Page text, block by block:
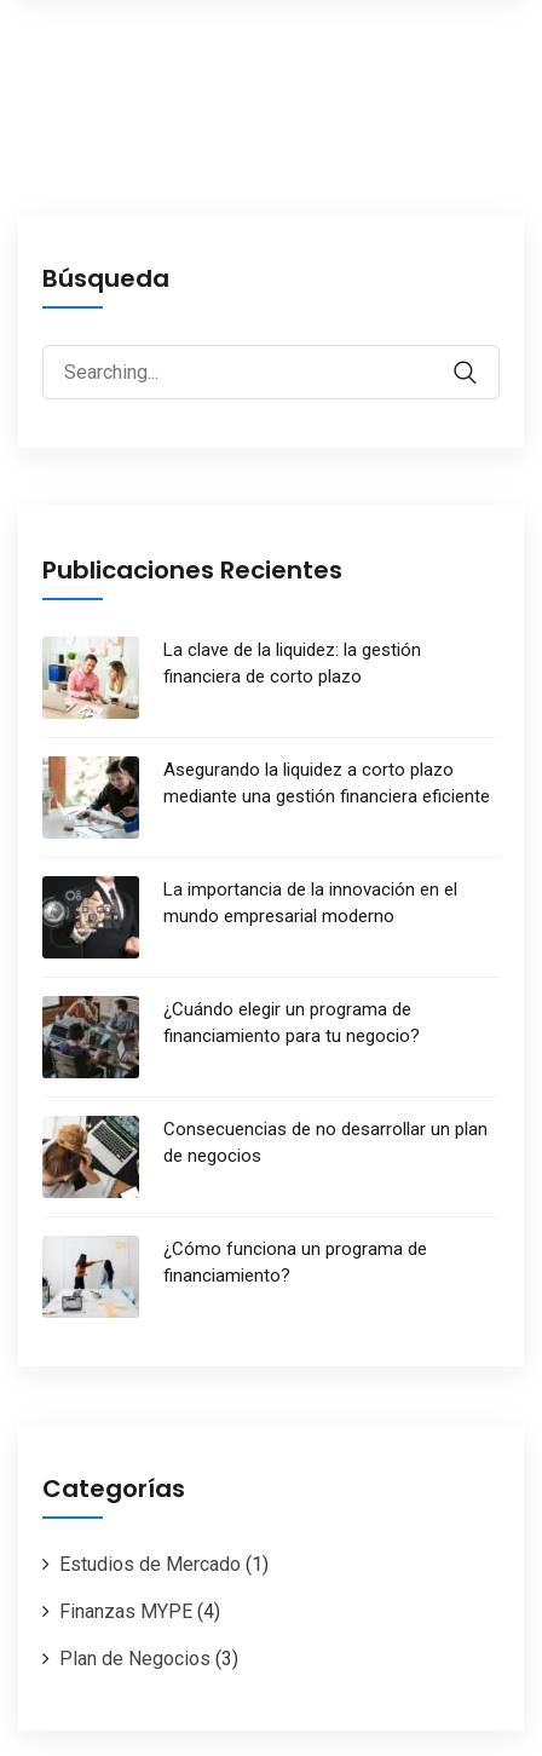
Búsqueda
Search
for:
Publicaciones Recientes
La clave de la liquidez: la gestión
financiera de corto plazo
Asegurando la liquidez a corto plazo
mediante una gestión financiera eficiente
La importancia de la innovación en el
mundo empresarial moderno
¿Cuándo elegir un programa de
financiamiento para tu negocio?
Consecuencias de no desarrollar un plan
de negocios
¿Cómo funciona un programa de
financiamiento?
Categorías
Estudios de Mercado (1)
Finanzas MYPE (4)
Plan de Negocios (3)